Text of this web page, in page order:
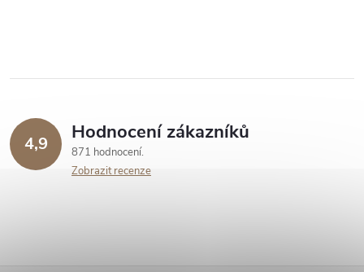
4,9 Hodnocení zákazníků
871 hodnocení
Zobrazit recenze